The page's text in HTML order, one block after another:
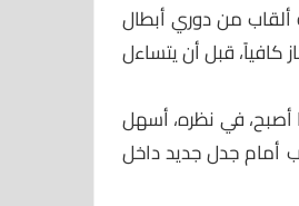
من دوري أبطال
كافياً، قبل أن يتساءل
أصبح، في نظره، أسهل
أمام جدل جديد داخل